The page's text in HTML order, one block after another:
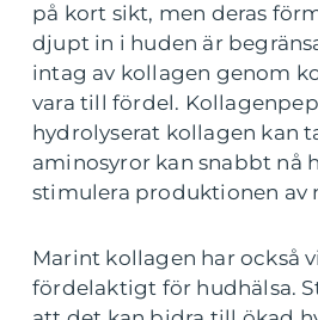
på kort sikt, men deras
djupt in i huden är
intag av kollagen genom
vara till fördel.
hydrolyserat kollagen kan
aminosyror kan snabbt nå
stimulera produktionen av
Marint kollagen har också
fördelaktigt för hudhälsa.